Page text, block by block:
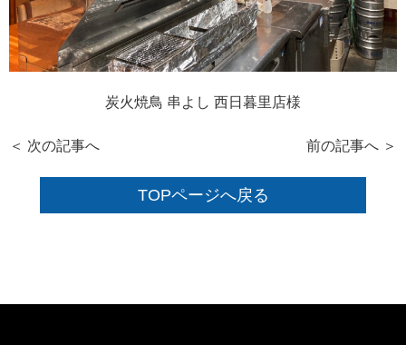
炭火焼鳥 串よし 西日暮里店様
前の記事へ ＞
＜ 次の記事へ
TOPページへ戻る